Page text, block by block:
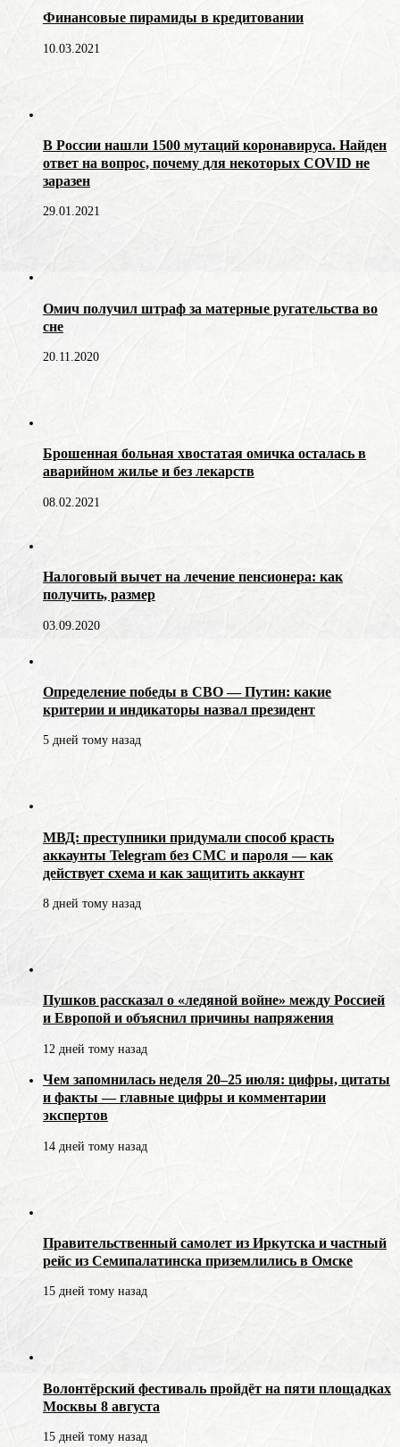
Финансовые пирамиды в кредитовании
10.03.2021
В России нашли 1500 мутаций коронавируса. Найден
ответ на вопрос, почему для некоторых COVID не
заразен
29.01.2021
Омич получил штраф за матерные ругательства во
сне
20.11.2020
Брошенная больная хвостатая омичка осталась в
аварийном жилье и без лекарств
08.02.2021
Налоговый вычет на лечение пенсионера: как
получить, размер
03.09.2020
Определение победы в СВО — Путин: какие
критерии и индикаторы назвал президент
5 дней тому назад
МВД: преступники придумали способ красть
аккаунты Telegram без СМС и пароля — как
действует схема и как защитить аккаунт
8 дней тому назад
Пушков рассказал о «ледяной войне» между Россией
и Европой и объяснил причины напряжения
12 дней тому назад
Чем запомнилась неделя 20–25 июля: цифры, цитаты
и факты — главные цифры и комментарии
экспертов
14 дней тому назад
Правительственный самолет из Иркутска и частный
рейс из Семипалатинска приземлились в Омске
15 дней тому назад
Волонтёрский фестиваль пройдёт на пяти площадках
Москвы 8 августа
15 дней тому назад